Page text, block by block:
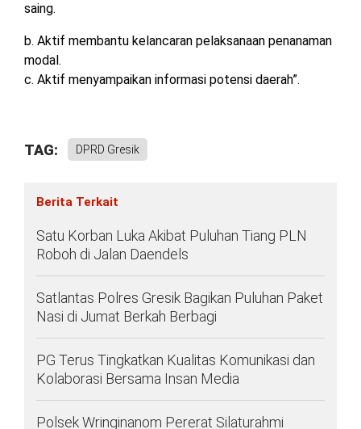
saing.
b. Aktif membantu kelancaran pelaksanaan penanaman
modal.
c. Aktif menyampaikan informasi potensi daerah”.
TAG: DPRD Gresik
Berita Terkait
Satu Korban Luka Akibat Puluhan Tiang PLN
Roboh di Jalan Daendels
Satlantas Polres Gresik Bagikan Puluhan Paket
Nasi di Jumat Berkah Berbagi
PG Terus Tingkatkan Kualitas Komunikasi dan
Kolaborasi Bersama Insan Media
Polsek Wringinanom Pererat Silaturahmi